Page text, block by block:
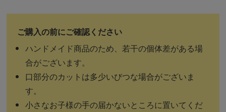
ハンドメイド商品のため、若干の個体差がある場
合がございます。
口部分のカットは多少いびつな場合がございま
す。
小さなお子様の手の届かないところに置いてくだ